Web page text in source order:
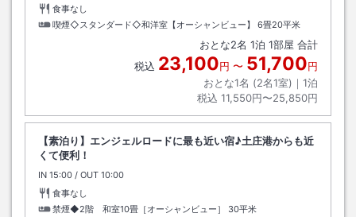
食事なし
喫煙◇スタンダード◇和洋室【オーシャンビュー】
6畳20平米
おとな2名 1泊 1部屋 合計
税込 23,100円 〜 51,700円
おとな1名 (2名1室)｜ 1泊
税込 11,550円〜25,850円
【素泊り】エンジェルロードに最も近い宿♪土庄港からも近
くて便利！
IN チェックイン
15:00 / OUT チェックアウト
10:00
食事なし
禁煙◆2階 和室10畳［オーシャンビュー］
30平米